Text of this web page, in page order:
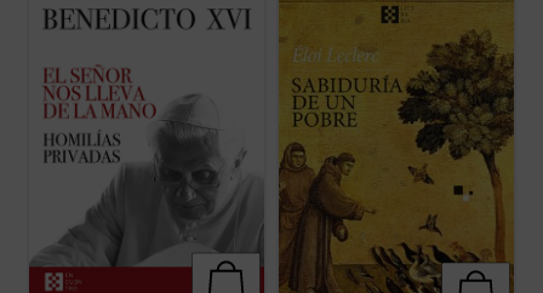
libertad de espíritu de Joseph Ratzinger
resplandecen plenamente en estas
actualidad de la vida del creyente. ...
ficha)
biografía al uso, sino de una narración
cautivadora que, sin dejar de ser
profundamente fiel, invita a recorrer la
experiencia franciscana como una historia
Esta edición ofrece una nueva ... (ver ficha)